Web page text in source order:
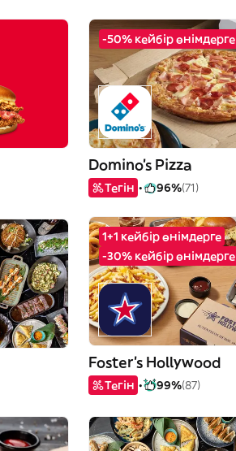
-50% кейбір өнімдерге
Domino's Pizza
Тегін 96%(71)
1+1 кейбір өнімдерге
-30% кейбір өнімдерге
Foster's Hollywood
Тегін 99%(87)